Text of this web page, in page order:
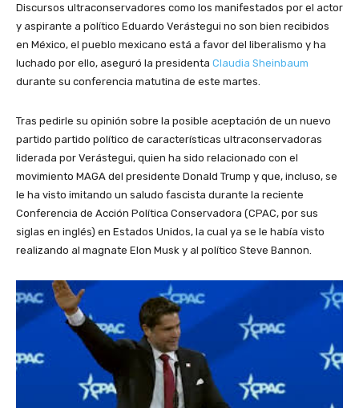
Discursos ultraconservadores como los manifestados por el actor
y aspirante a político Eduardo Verástegui no son bien recibidos
en México, el pueblo mexicano está a favor del liberalismo y ha
luchado por ello, aseguró la presidenta Claudia Sheinbaum
durante su conferencia matutina de este martes.
Tras pedirle su opinión sobre la posible aceptación de un nuevo
partido partido político de características ultraconservadoras
liderada por Verástegui, quien ha sido relacionado con el
movimiento MAGA del presidente Donald Trump y que, incluso, se
le ha visto imitando un saludo fascista durante la reciente
Conferencia de Acción Política Conservadora (CPAC, por sus
siglas en inglés) en Estados Unidos, la cual ya se le había visto
realizando al magnate Elon Musk y al político Steve Bannon.